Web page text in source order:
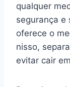
qualquer
segurança e
oferece o
nisso,
evitar cair